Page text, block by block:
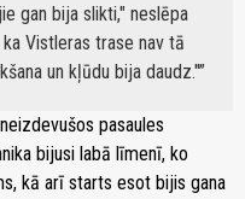
gan bija slikti," neslēpa
Vistleras trase nav tā
un kļūdu bija daudz."
pasaules
bijusi labā līmenī, ko
kā arī starts esot bijis gana